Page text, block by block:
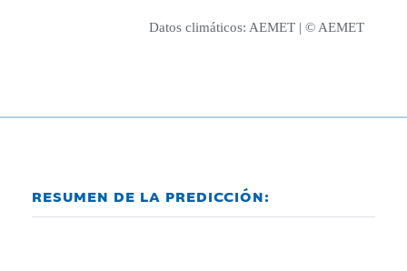
Datos climáticos: AEMET | © AEMET
RESUMEN DE LA PREDICCIÓN: